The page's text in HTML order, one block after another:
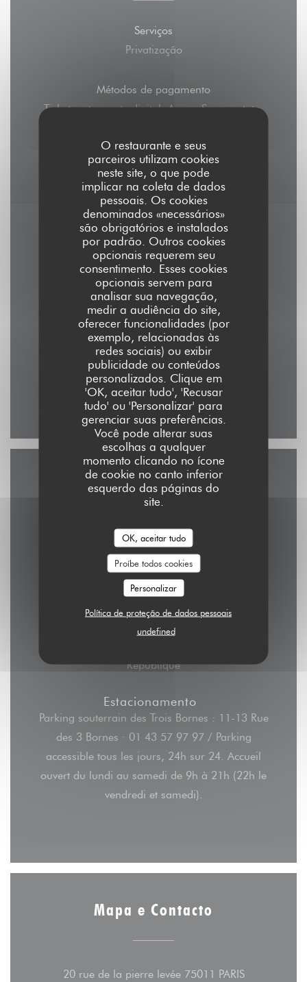
O restaurante e seus
parceiros utilizam cookies
neste site, o que pode
implicar na coleta de dados
pessoais. Os cookies
denominados «necessários»
são obrigatórios e instalados
por padrão. Outros cookies
opcionais requerem seu
consentimento. Esses cookies
opcionais servem para
analisar sua navegação,
medir a audiência do site,
oferecer funcionalidades (por
exemplo, relacionadas às
redes sociais) ou exibir
publicidade ou conteúdos
personalizados. Clique em
'OK, aceitar tudo', 'Recusar
tudo' ou 'Personalizar' para
gerenciar suas preferências.
Você pode alterar suas
escolhas a qualquer
momento clicando no ícone
de cookie no canto inferior
esquerdo das páginas do
site.
OK, aceitar tudo
Proíbe todos cookies
Personalizar
Política de proteção de dados pessoais
undefined
Serviços
Privatização
Métodos de pagamento
Ticket restaurante digital, Amex, Sem contato,
Eurocard/Mastercard, Dinheiro, Visa, American
Express, Cartão Azul
Horário de abertura
Seg-Sab
12:00 - 15:00
19:00 - 23:00
Domingo
11:30 - 16:00
Acesso
Metro
République, Goncourt
Estação de bicicletas
1 rue de la Pierre Levée, Paris 11e
République
Estacionamento
Parking souterrain des Trois Bornes : 11-13 Rue
des 3 Bornes · 01 43 57 97 97 / Parking
accessible tous les jours, 24h sur 24. Accueil
ouvert du lundi au samedi de 9h à 21h (22h le
vendredi et samedi).
Mapa e Contacto
20 rue de la pierre levée 75011 PARIS((abre